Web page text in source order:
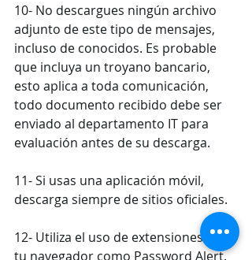
10- No descargues ningún archivo
adjunto de este tipo de mensajes,
incluso de conocidos. Es probable
que incluya un troyano bancario,
esto aplica a toda comunicación,
todo documento recibido debe ser
enviado al departamento IT para
evaluación antes de su descarga.
11- Si usas una aplicación móvil,
descarga siempre de sitios oficiales.
12- Utiliza el uso de extensiones para
tu navegador como Password Alert.